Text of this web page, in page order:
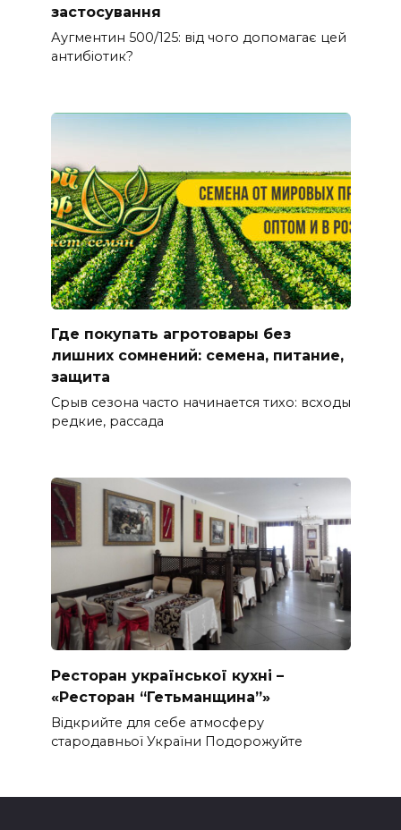
застосування
Аугментин 500/125: від чого допомагає цей
антибіотик?
Где покупать агротовары без
лишних сомнений: семена, питание,
защита
Срыв сезона часто начинается тихо: всходы
редкие, рассада
Ресторан української кухні –
«Ресторан “Гетьманщина”»
Відкрийте для себе атмосферу
стародавньої України Подорожуйте